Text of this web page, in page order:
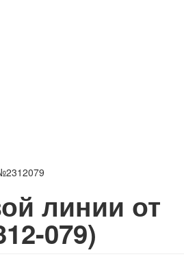
линии от
079)